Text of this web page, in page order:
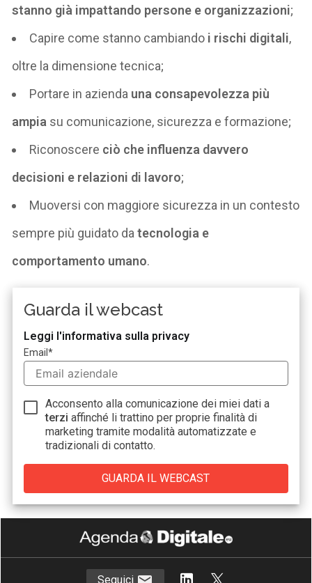
stanno già impattando persone e organizzazioni;
Capire come stanno cambiando i rischi digitali,
oltre la dimensione tecnica;
Portare in azienda una consapevolezza più
ampia su comunicazione, sicurezza e formazione;
Riconoscere ciò che influenza davvero
decisioni e relazioni di lavoro;
Muoversi con maggiore sicurezza in un contesto
sempre più guidato datecnologia e
comportamento umano.
Guarda il webcast
Leggi l'informativa sulla privacy
Email*
Acconsento alla comunicazione dei miei dati a
terzi affinché li trattino per proprie finalità di
marketing tramite modalità automatizzate e
tradizionali di contatto.
Seguici